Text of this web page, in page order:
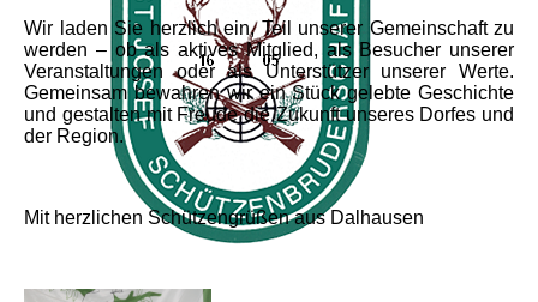
Wir laden Sie herzlich ein, Teil unserer Gemeinschaft zu
werden – ob als aktives Mitglied, als Besucher unserer
Veranstaltungen oder als Unterstützer unserer Werte.
Gemeinsam bewahren wir ein Stück gelebte Geschichte
und gestalten mit Freude die Zukunft unseres Dorfes und
der Region.
Mit herzlichen Schützengrüßen aus Dalhausen